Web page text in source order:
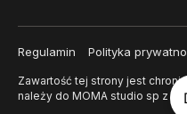
Regulamin Polityka
Zawartość tej strony jest
należy do MOMA studio sp z o.